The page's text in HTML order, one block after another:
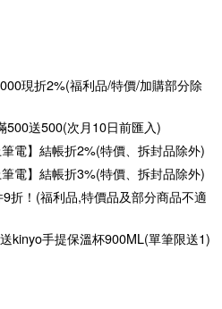
現折2%(福利品/特價/加購部分除
500送500(次月10日前匯入)
電】結帳折2%(特價、拆封品除外)
電】結帳折3%(特價、拆封品除外)
9折！(福利品,特價品及部分商品不適
kinyo手提保溫杯900ML(單筆限送1)